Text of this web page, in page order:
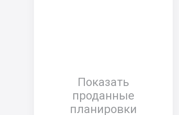
Показать
проданные
планировки